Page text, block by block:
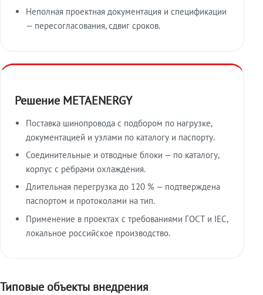
Неполная проектная документация и спецификации
— пересогласования, сдвиг сроков.
Решение METAENERGY
Поставка шинопровода с подбором по нагрузке,
документацией и узлами по каталогу и паспорту.
Соединительные и отводные блоки — по каталогу,
корпус с рёбрами охлаждения.
Длительная перегрузка до 120 % — подтверждена
паспортом и протоколами на тип.
Применение в проектах с требованиями ГОСТ и IEC,
локальное российское производство.
Типовые объекты внедрения